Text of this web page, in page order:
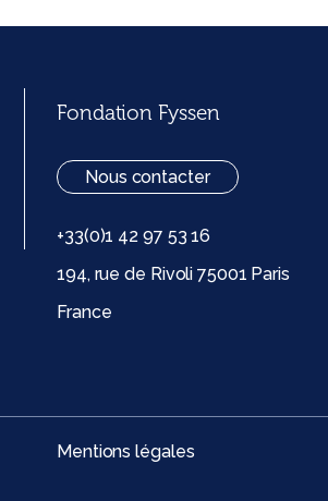
Fondation Fyssen
Nous contacter
+33(0)1 42 97 53 16
194, rue de Rivoli 75001 Paris
France
Mentions légales